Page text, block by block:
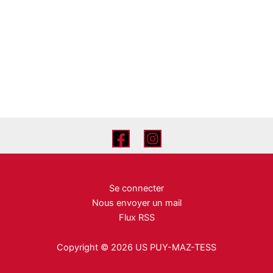
Se connecter
Nous envoyer un mail
Flux RSS
Copyright © 2026 US PUY-MAZ-TESS